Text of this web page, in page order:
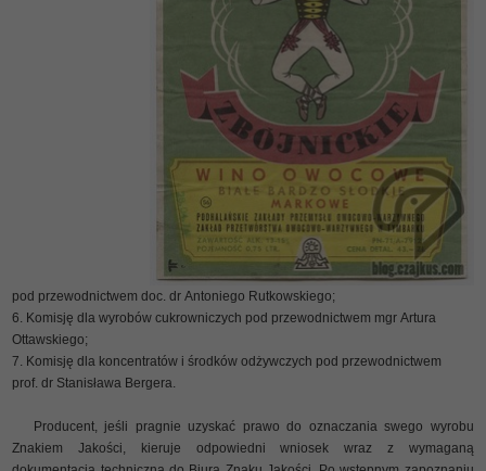
pod przewodnictwem doc. dr Antoniego Rutkowskiego;
Komisję dla wyrobów cukrowniczych pod przewodnictwem mgr Artura
Ottawskiego;
Komisję dla koncentratów i środków odżywczych pod przewodnictwem
prof. dr Stanisława Bergera.
Producent, jeśli pragnie uzyskać prawo do oznaczania swego wyrobu
Znakiem Jakości, kieruje odpowiedni wniosek wraz z wymaganą